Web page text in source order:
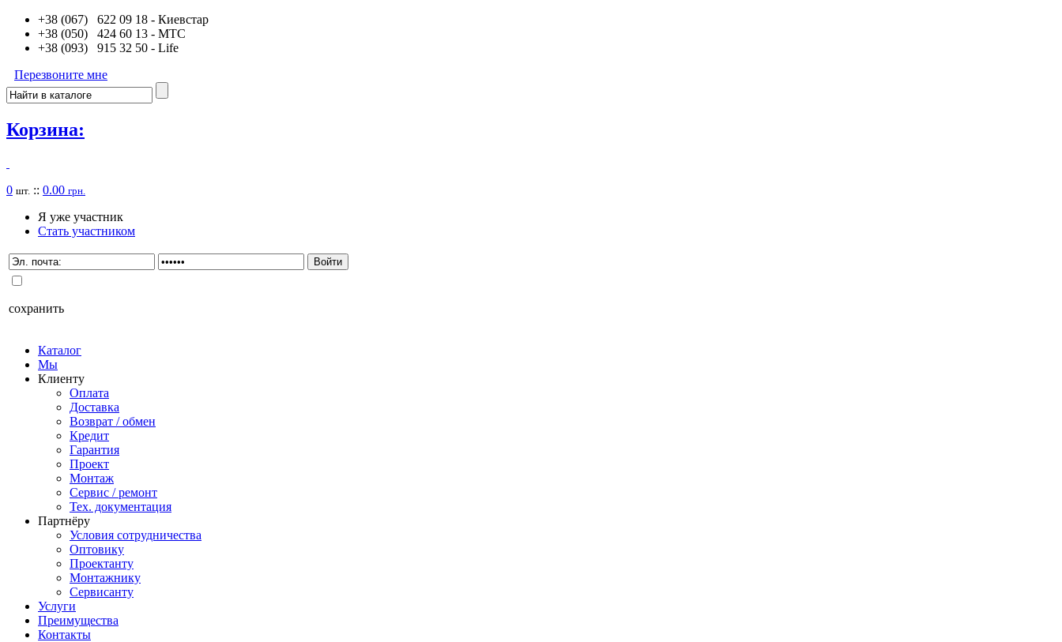
+38 (067) 622 09 18 - Киевстар
+38 (050) 424 60 13 - MTC
+38 (093) 915 32 50 - Life
Перезвоните мне
Корзина:
0 шт. :: 0.00 грн.
Я уже участник
Стать участником
сохранить
Каталог
Мы
Клиенту
Оплата
Доставка
Возврат / обмен
Кредит
Гарантия
Проект
Монтаж
Сервис / ремонт
Тех. документация
Партнёру
Условия сотрудничества
Оптовику
Проектанту
Монтажнику
Сервисанту
Услуги
Преимущества
Контакты